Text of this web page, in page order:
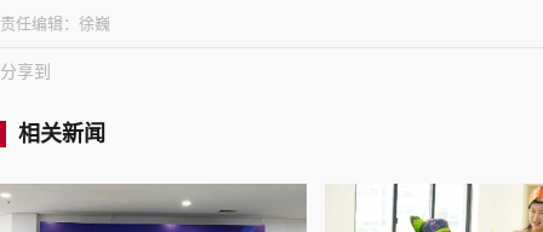
责任编辑： 徐巍
分享到
相关新闻